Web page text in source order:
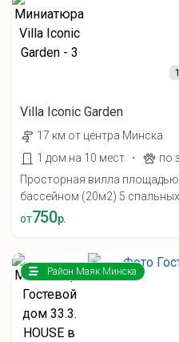
Villa Iconic Garden
17 км от центра Минска
1 дом на 10 мест
·
по
Просторная вилла
бассейном (20м2) 5 спальных
от750р.
Район Маяк Минска